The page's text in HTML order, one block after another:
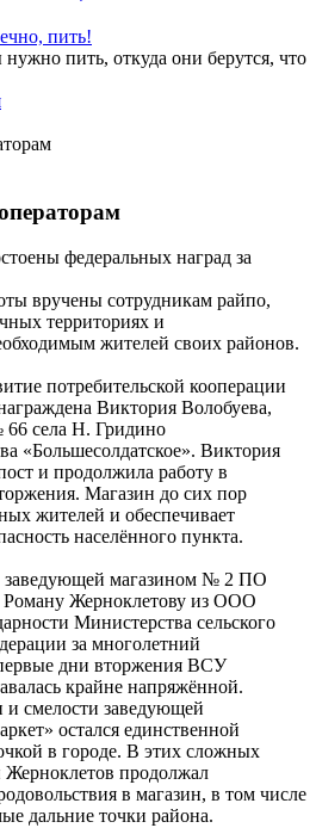
пить, откуда они берутся, что
федеральных наград за
вручены сотрудникам райпо,
территориях и
жителей своих районов.
потребительской кооперации
Виктория Волобуева,
села Н. Гридино
«Большесолдатское». Виктория
и продолжила работу в
Магазин до сих пор
жителей и обеспечивает
населённого пункта.
заведующей магазином № 2 ПО
Роману Жерноклетову из ООО
Министерства сельского
за многолетний
дни вторжения ВСУ
крайне напряжённой.
и смелости заведующей
остался единственной
в городе. В этих сложных
Жерноклетов продолжал
в магазин, в том числе
дальние точки района.